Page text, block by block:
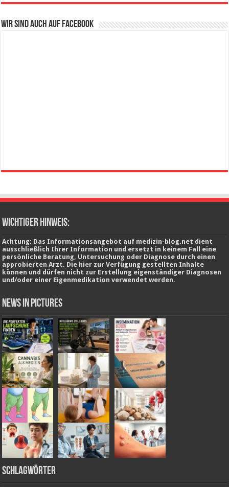
Wir sind auch auf Facebook
wichtiger Hinweis:
Achtung: Das Informationsangebot auf medizin-blog.net dient
ausschließlich Ihrer Information und ersetzt in keinem Fall eine
persönliche Beratung, Untersuchung oder Diagnose durch einen
approbierten Arzt. Die hier zur Verfügung gestellten Inhalte
können und dürfen nicht zur Erstellung eigenständiger Diagnosen
und/oder einer Eigenmedikation verwendet werden.
News in Pictures
Schlagwörter